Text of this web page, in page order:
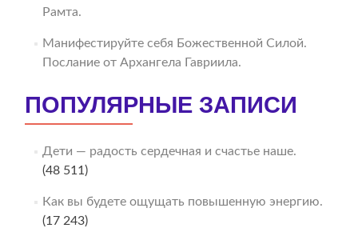
Рамта.
Манифестируйте себя Божественной Силой.
Послание от Архангела Гавриила.
ПОПУЛЯРНЫЕ ЗАПИСИ
Дети — радость сердечная и счастье наше.
(48 511)
Как вы будете ощущать повышенную энергию.
(17 243)